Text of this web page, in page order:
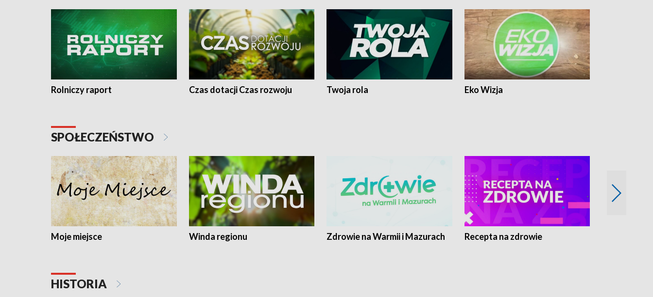
Rolniczy raport Czas dotacji Czas rozwoju Twoja rola Eko Wizja
SPOŁECZEŃSTWO
Moje miejsce Winda regionu Zdrowie na Warmii i Mazurach Recepta na zdrowie
HISTORIA